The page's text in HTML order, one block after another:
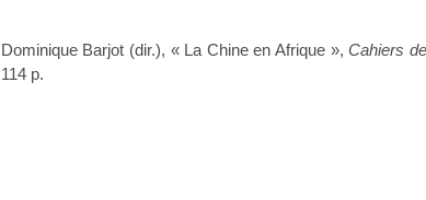
Dominique Barjot (dir.), « La Chine en Afrique »,Cahiers
114 p.